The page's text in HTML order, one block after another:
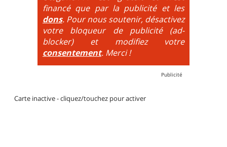
par des couleurs lorsqu'il s'agit de bikeparks. Vélo
tout suspendu et protections du corps obligatoires.
financé que par la publicité et les
dons. Pour nous soutenir, désactivez
votre bloqueur de publicité (ad-
blocker) et modifiez votre
consentement. Merci !